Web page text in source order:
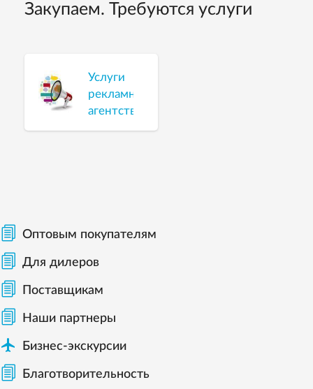
Закупаем. Требуются услуги
Услуги
рекламного
агентства
Оптовым покупателям
Для дилеров
Поставщикам
Наши партнеры
 Бизнес-экскурсии
Благотворительность